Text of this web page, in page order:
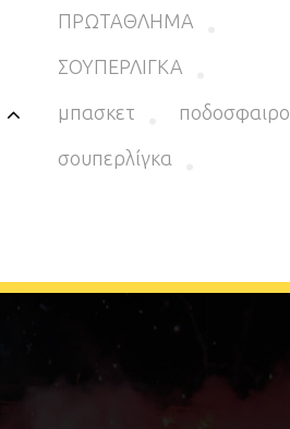
ΠΡΩΤΑΘΛΗΜΑ
ΣΟΥΠΕΡΛΙΓΚΑ
μπασκετ ποδοσφαιρο
σουπερλίγκα